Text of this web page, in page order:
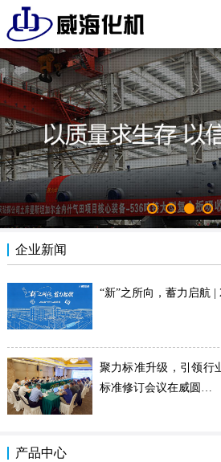
企业新闻
“新”之所向，蓄力启航 |
聚力标准升级，引领行
标准修订会议在威圆…
产品中心